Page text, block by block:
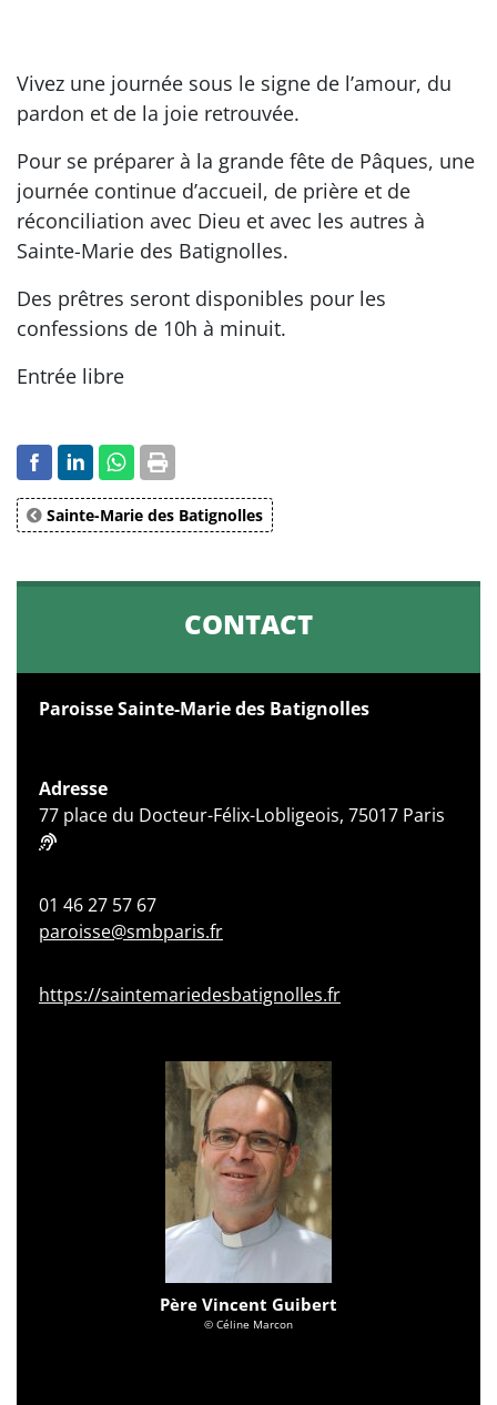
Vivez une journée sous le signe de l’amour, du
pardon et de la joie retrouvée.
Pour se préparer à la grande fête de Pâques, une
journée continue d’accueil, de prière et de
réconciliation avec Dieu et avec les autres à
Sainte-Marie des Batignolles.
Des prêtres seront disponibles pour les
confessions de 10h à minuit.
Entrée libre
Sainte-Marie des Batignolles
CONTACT
Paroisse Sainte-Marie des Batignolles
Adresse
77 place du Docteur-Félix-Lobligeois, 75017 Paris
01 46 27 57 67
paroisse@smbparis.fr
https://saintemariedesbatignolles.fr
Père Vincent Guibert
© Céline Marcon